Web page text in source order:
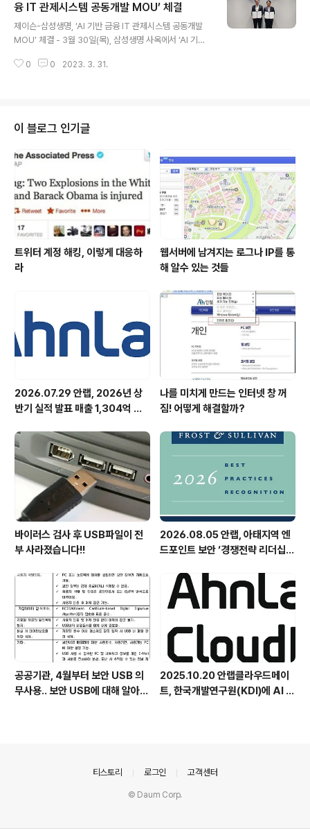
Wallet(이하 ABC 월렛, 보충자료 참고)’ 사용자 전원에게
‘소울바운드 토큰(Soul Bound Token, 이하 SBT)’을 무
료로 지급하는 ‘First Anniversary SBT’ 이벤트를 진행
한다. ‘소울바운드 토큰’은 블록체인에서 소유자의 신원인
증 기능이 있는 양도 불가한 토큰..
융 IT 관제시스템 공동개발 MOU’ 체결
제이슨-삼성생명, ‘AI 기반 금융 IT 관제시스템 공동개발
MOU’ 체결 - 3월 30일(목), 삼성생명 사옥에서 ‘AI 기반
제이슨의 AIOps 플랫폼 활용한 IT시스템 이상징후 사전
반 관제시스템 전문 자회사 제이슨(대표 김경화, www.jas
onsystem.co.kr )이 삼성생명(대표 전영묵, www.sam
sunglife.com )과 3월 30일(목), 삼성생명 사옥에서 ‘AI
기반 금융 IT 관제시스템 공동개발 업무협약(MOU)’을 체
결했다. 이번..
0 0 2023. 3. 31.
이 블로그 인기글
트위터 계정 해킹, 이렇게 대응하
라
웹서버에 남겨지는 로그나 IP를 통
해 알수 있는 것들
2026.07.29 안랩, 2026년 상
반기 실적 발표 매출 1,304억 원,
나를 미치게 만드는 인터넷 창 꺼
짐! 어떻게 해결할까?
바이러스 검사 후 USB파일이 전
부 사라졌습니다!!
2026.08.05 안랩, 아태지역 엔
드포인트 보안 ‘경쟁전략 리더십’
공공기관, 4월부터 보안 USB 의
무사용.. 보안 USB에 대해 알아봅
2025.10.20 안랩클라우드메이
트, 한국개발연구원(KDI)에 AI 어
티스토리 로그인 고객센터
© Daum Corp.